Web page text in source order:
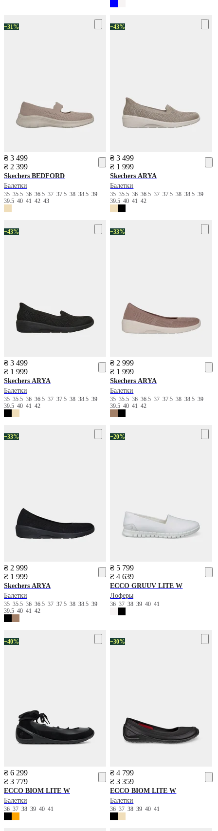
−31%
₴ 3 499
₴ 2 399
Skechers BEDFORD
Балетки
35 35.5 36 36.5 37 37.5 38 38.5 39
39.5 40 41 42 43
−43%
₴ 3 499
₴ 1 999
Skechers ARYA
Балетки
3535.53636.53737.53838.539
39.5404142
−43%
₴ 3 499
₴ 1 999
Skechers ARYA
Балетки
35 35.5 36 36.5 37 37.5 38 38.5 39
39.5 40 41 42
−33%
₴ 2 999
₴ 1 999
Skechers ARYA
Балетки
3535.53636.53737.53838.539
39.5404142
−33%
₴ 2 999
₴ 1 999
Skechers ARYA
Балетки
35 35.5 36 36.5 37 37.5 38 38.5 39
39.5 40 41 42
−20%
₴ 5 799
₴ 4 639
ECCO GRUUV LITE W
Лоферы
363738394041
−40%
₴ 6 299
₴ 3 779
ECCO BIOM LITE W
Балетки
36 37 38 39 40 41
−30%
₴ 4 799
₴ 3 359
ECCO BIOM LITE W
Балетки
363738394041